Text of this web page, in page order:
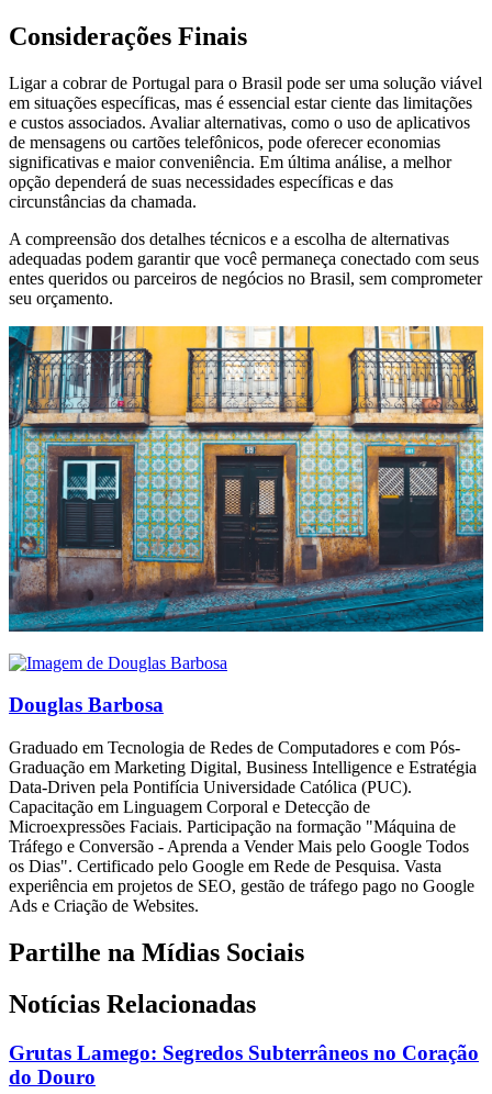
Considerações Finais
Ligar a cobrar de Portugal para o Brasil pode ser uma solução viável
em situações específicas, mas é essencial estar ciente das limitações
e custos associados. Avaliar alternativas, como o uso de aplicativos
de mensagens ou cartões telefônicos, pode oferecer economias
significativas e maior conveniência. Em última análise, a melhor
opção dependerá de suas necessidades específicas e das
circunstâncias da chamada.
A compreensão dos detalhes técnicos e a escolha de alternativas
adequadas podem garantir que você permaneça conectado com seus
entes queridos ou parceiros de negócios no Brasil, sem comprometer
seu orçamento.
Douglas Barbosa
Graduado em Tecnologia de Redes de Computadores e com Pós-
Graduação em Marketing Digital, Business Intelligence e Estratégia
Data-Driven pela Pontifícia Universidade Católica (PUC).
Capacitação em Linguagem Corporal e Detecção de
Microexpressões Faciais. Participação na formação "Máquina de
Tráfego e Conversão - Aprenda a Vender Mais pelo Google Todos
os Dias". Certificado pelo Google em Rede de Pesquisa. Vasta
experiência em projetos de SEO, gestão de tráfego pago no Google
Ads e Criação de Websites.
Partilhe na Mídias Sociais
Notícias Relacionadas
Grutas Lamego: Segredos Subterrâneos no Coração
do Douro